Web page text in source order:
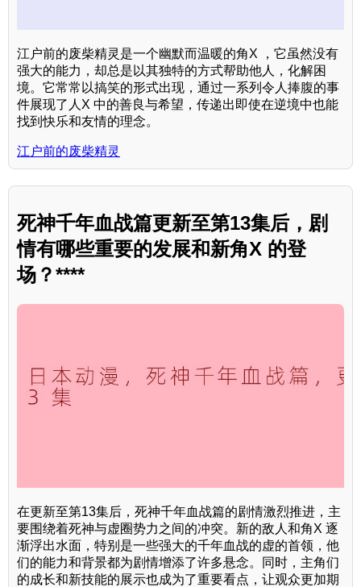
江户前的废柴精灵是一个幽默而温暖的角X ，它虽然没有
强大的能力，却总是以其独特的方式帮助他人，化解困
境。它常常以搞笑的形式出现，通过一系列令人捧腹的事
件展现了人X 中的善良与希望，传递出即使在逆境中也能
找到快乐和友情的理念。
江户前的废柴精灵
死神千年血战篇更新至第13集后，剧
情有哪些重要的发展和新角X 的登
场？****
在更新至第13集后，死神千年血战篇的剧情激烈推进，主
要围绕着死神与虚圈势力之间的冲突。新的敌人和角X 逐
渐浮出水面，特别是一些强大的千年血战的虚的首领，他
们的能力和背景都为剧情增添了许多悬念。同时，主角们
的成长和新技能的展示也成为了重要看点，让观众更加期